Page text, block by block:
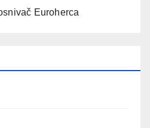
Euroherca